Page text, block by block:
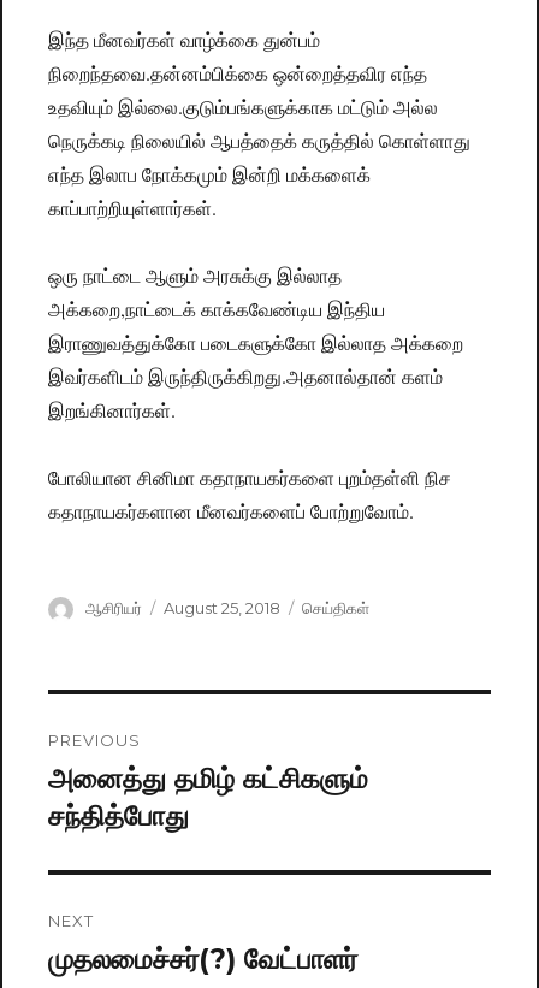
இந்த மீனவர்கள் வாழ்க்கை துன்பம்
நிறைந்தவை.தன்னம்பிக்கை ஒன்றைத்தவிர எந்த
உதவியும் இல்லை.குடும்பங்களுக்காக மட்டும் அல்ல
நெருக்கடி நிலையில் ஆபத்தைக் கருத்தில் கொள்ளாது
எந்த இலாப நோக்கமும் இன்றி மக்களைக்
காப்பாற்றியுள்ளார்கள்.
ஒரு நாட்டை ஆளும் அரசுக்கு இல்லாத
அக்கறை,நாட்டைக் காக்கவேண்டிய இந்திய
இராணுவத்துக்கோ படைகளுக்கோ இல்லாத அக்கறை
இவர்களிடம் இருந்திருக்கிறது.அதனால்தான் களம்
இறங்கினார்கள்.
போலியான சினிமா கதாநாயகர்களை புறம்தள்ளி நிச
கதாநாயகர்களான மீனவர்களைப் போற்றுவோம்.
Author
ஆசிரியர்
Posted
August 25, 2018 Categories
செய்திகள்
navigation
PREVIOUS
Previous
post:
அனைத்து தமிழ் கட்சிகளும்
சந்தித்போது
NEXT
Next
முதலமைச்சர்(?) வேட்பாளர்